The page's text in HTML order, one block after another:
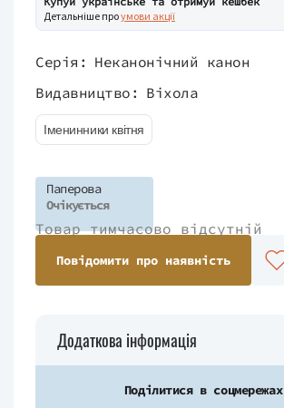
Детальніше проумови акції
Серія: Неканонічний канон
Видавництво: Віхола
Іменинники квітня
Паперова
Очікується
Товар тимчасово відсутній
Повідомити про наявність
Додаткова інформація
Поділитися в соцмережах